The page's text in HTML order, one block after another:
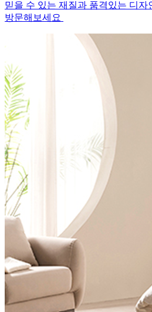
믿을 수 있는 재질과 품격있는 디
방문해보세요